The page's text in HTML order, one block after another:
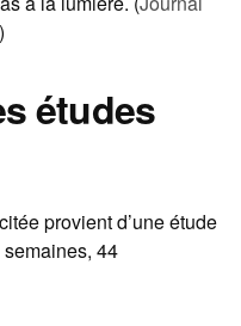
)
études
provient d’une étude
44